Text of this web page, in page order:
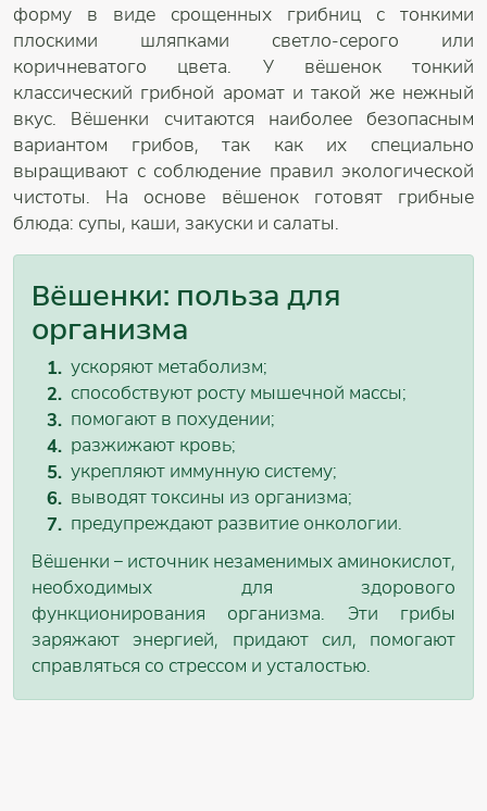
форму в виде срощенных грибниц с тонкими
плоскими шляпками светло-серого или
коричневатого цвета. У вёшенок тонкий
классический грибной аромат и такой же нежный
вкус. Вёшенки считаются наиболее безопасным
вариантом грибов, так как их специально
выращивают с соблюдение правил экологической
чистоты. На основе вёшенок готовят грибные
блюда: супы, каши, закуски и салаты.
Вёшенки: польза для
организма
ускоряют метаболизм;
способствуют росту мышечной массы;
помогают в похудении;
разжижают кровь;
укрепляют иммунную систему;
выводят токсины из организма;
предупреждают развитие онкологии.
Вёшенки – источник незаменимых аминокислот,
необходимых для здорового
функционирования организма. Эти грибы
заряжают энергией, придают сил, помогают
справляться со стрессом и усталостью.